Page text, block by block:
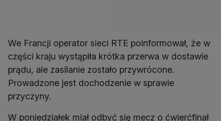
We Francji operator sieci RTE poinformował, że w
części kraju wystąpiła krótka przerwa w dostawie
prądu, ale zasilanie zostało przywrócone.
Prowadzone jest dochodzenie w sprawie
przyczyny.
W poniedziałek miał odbyć się mecz o ćwierćfinał